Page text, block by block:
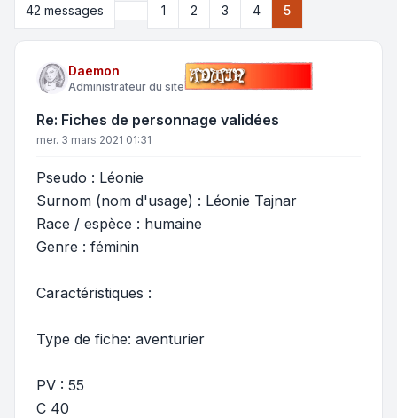
42 messages
Précédente
1 2 3 4 5
Daemon
Administrateur du site
Re: Fiches de personnage validées
mer. 3 mars 2021 01:31
Pseudo : Léonie
Surnom (nom d'usage) : Léonie Tajnar
Race / espèce : humaine
Genre : féminin
Caractéristiques :
Type de fiche: aventurier
PV : 55
C 40